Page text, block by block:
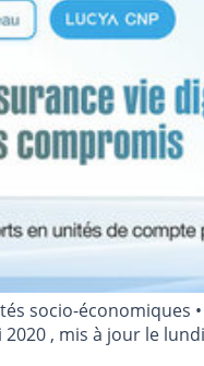
socio-économiques •
2020 , mis à jour le